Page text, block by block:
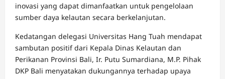
inovasi yang dapat dimanfaatkan untuk pengelolaan
sumber daya kelautan secara berkelanjutan.
Kedatangan delegasi Universitas Hang Tuah mendapat
sambutan positif dari Kepala Dinas Kelautan dan
Perikanan Provinsi Bali, Ir. Putu Sumardiana, M.P. Pihak
DKP Bali menyatakan dukungannya terhadap upaya